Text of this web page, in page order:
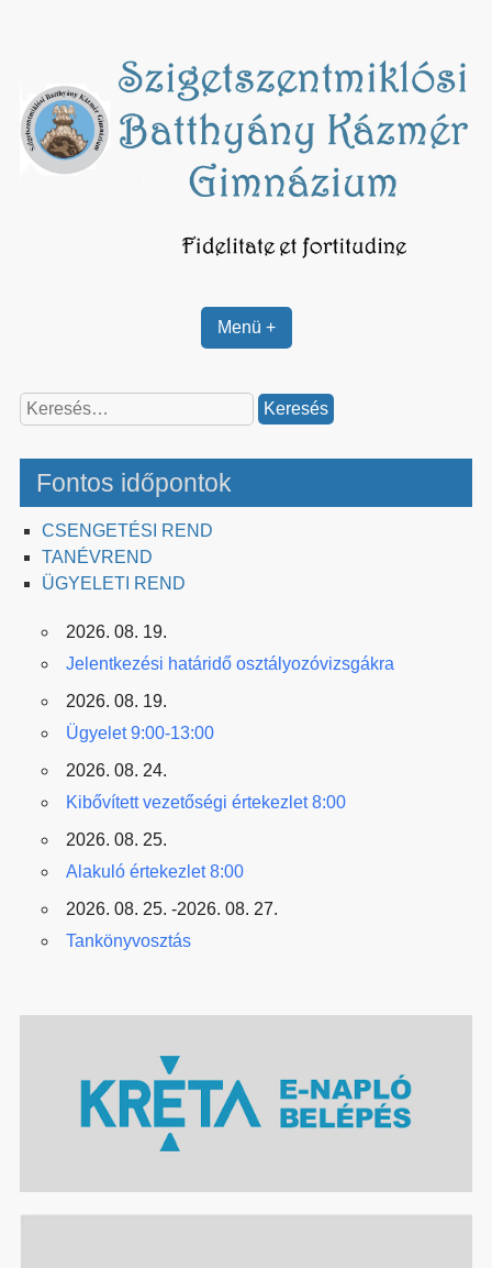
Menü +
Keresés:
Fontos időpontok
CSENGETÉSI REND
TANÉVREND
ÜGYELETI REND
2026. 08. 19.
Jelentkezési határidő osztályozóvizsgákra
2026. 08. 19.
Ügyelet 9:00-13:00
2026. 08. 24.
Kibővített vezetőségi értekezlet 8:00
2026. 08. 25.
Alakuló értekezlet 8:00
2026. 08. 25. -2026. 08. 27.
Tankönyvosztás